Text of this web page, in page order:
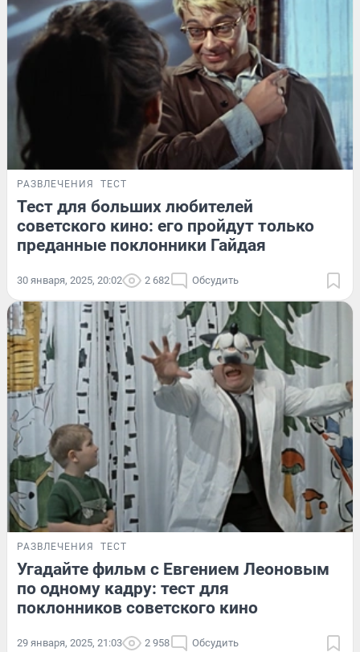
РАЗВЛЕЧЕНИЯ ТЕСТ
Тест для больших любителей
советского кино: его пройдут только
преданные поклонники Гайдая
30 января, 2025, 20:02 2 682 Обсудить
РАЗВЛЕЧЕНИЯ ТЕСТ
Угадайте фильм с Евгением Леоновым
по одному кадру: тест для
поклонников советского кино
29 января, 2025, 21:03 2 958 Обсудить